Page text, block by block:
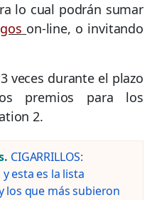
lo cual podrán sumar
on-line, o invitando
veces durante el plazo
premios para los
2.
CIGARRILLOS:
esta es la lista
los que más subieron